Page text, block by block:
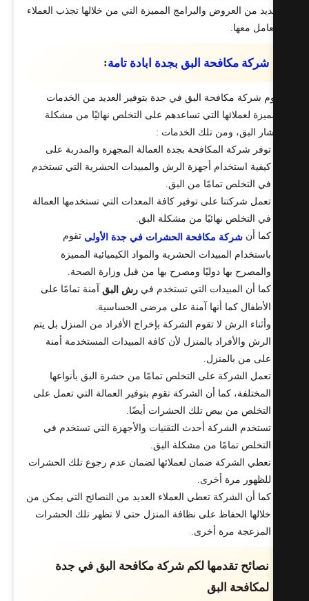
من العروض والبرامج المميزة التي من خلالها تجذب العملاء
معها.
شركة مكافحة البق بجدة ابادة تامة:
شركة مكافحة البق في جدة بتوفير العديد من الخدمات
لعملائها التي تساعدهم على التخلص نهائيًا من مشكلة
البق، ومن تلك الخدمات :
توفر شركة المكافحة بجدة العمالة المجهزة والمدربة على
كيفية استخدام أجهزة الرش والمبيدات الحشرية التي تستخدم
في التخلص تمامًا من البق.
تعمل شركتنا على توفير كافة المعدات التي تستخدمها العمالة
في التخلص نهائيًا من مشكلة البق.
شركة مكافحة الحشرات في جدة الأولىتقوم
باستخدام المبيدات الحشرية والمواد الكيميائية المميزة
والمصرح بها دوليًا ومصرح بها من قبل وزارة الصحة.
كما أن المبيدات التي تستخدم فيرش البق آمنة تمامًا على
الأطفال كما أنها آمنة على مرضى الحساسية.
وأثناء الرش لا تقوم الشركة بإخراج الأفراد من المنزل بل يتم
الرش والأفراد بالمنزل لأن كافة المبيدات المستخدمة أمنة
على من بالمنزل.
تعمل الشركة على التخلص تمامًا من حشرة البق بأنواعها
المختلفة، كما أن الشركة تقوم بتوفير العمالة التي تعمل على
التخلص من بيض تلك الحشرات أيضًا.
تستخدم الشركة أحدث التقنيات والأجهزة التي تستخدم في
التخلص تمامًا من مشكلة البق.
تعطي الشركة ضمان لعملائها لضمان عدم رجوع تلك الحشرات
للظهور مرة أخرى.
كما أن الشركة تعطي العملاء العديد من النصائح التي يمكن من
خلالها الحفاظ على نظافة المنزل حتى لا تظهر تلك الحشرات
المزعجة مرة أخرى.
نصائح تقدمها لكم شركة مكافحة البق في جدة
لمكافحة البق